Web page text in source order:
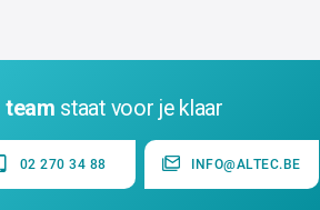
team staat voor je klaar
02 270 34 88 INFO@ALTEC.BE